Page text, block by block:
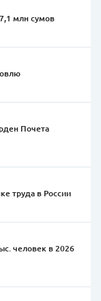
млн сумов
Почета
труда в России
человек в 2026